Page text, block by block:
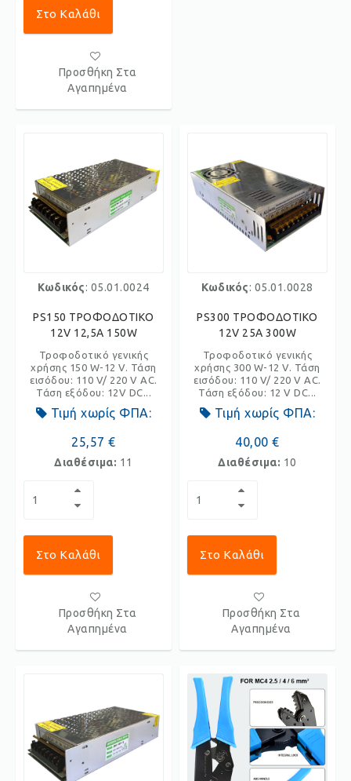
Στο Καλάθι
Προσθήκη Στα
Αγαπημένα
Κωδικός: 05.01.0024
PS150 ΤΡΟΦΟΔΟΤΙΚΟ
12V 12,5A 150W
Τροφοδοτικό γενικής
χρήσης 150 W-12 V. Τάση
εισόδου: 110 V/ 220 V AC.
Τάση εξόδου: 12V DC...
Τιμή χωρίς ΦΠΑ:
25,57 €
Διαθέσιμα: 11
Στο Καλάθι
Προσθήκη Στα
Αγαπημένα
Κωδικός: 05.01.0028
PS300 ΤΡΟΦΟΔΟΤΙΚΟ
12V 25A 300W
Τροφοδοτικό γενικής
χρήσης 300 W-12 V. Τάση
εισόδου: 110 V/ 220 V AC.
Τάση εξόδου: 12 V DC...
Τιμή χωρίς ΦΠΑ:
40,00 €
Διαθέσιμα: 10
Στο Καλάθι
Προσθήκη Στα
Αγαπημένα